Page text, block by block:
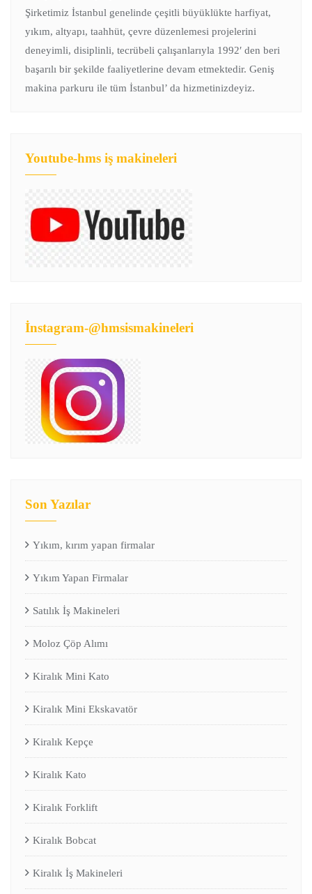
Şirketimiz İstanbul genelinde çeşitli büyüklükte harfiyat,
yıkım, altyapı, taahhüt, çevre düzenlemesi projelerini
deneyimli, disiplinli, tecrübeli çalışanlarıyla 1992′ den beri
başarılı bir şekilde faaliyetlerine devam etmektedir. Geniş
makina parkuru ile tüm İstanbul’ da hizmetinizdeyiz.
Youtube-hms iş makineleri
İnstagram-@hmsismakineleri
Son Yazılar
Yıkım, kırım yapan firmalar
Yıkım Yapan Firmalar
Satılık İş Makineleri
Moloz Çöp Alımı
Kiralık Mini Kato
Kiralık Mini Ekskavatör
Kiralık Kepçe
Kiralık Kato
Kiralık Forklift
Kiralık Bobcat
Kiralık İş Makineleri